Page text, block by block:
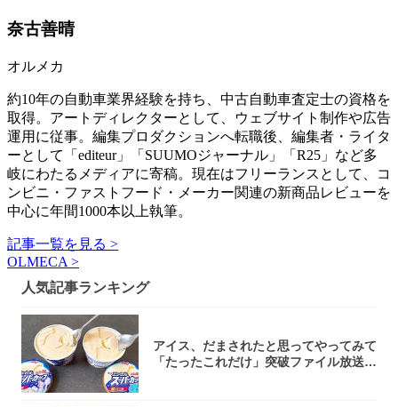
奈古善晴
オルメカ
約10年の自動車業界経験を持ち、中古自動車査定士の資格を
取得。アートディレクターとして、ウェブサイト制作や広告
運用に従事。編集プロダクションへ転職後、編集者・ライタ
ーとして「editeur」「SUUMOジャーナル」「R25」など多
岐にわたるメディアに寄稿。現在はフリーランスとして、コ
ンビニ・ファストフード・メーカー関連の新商品レビューを
中心に年間1000本以上執筆。
記事一覧を見る >
OLMECA >
人気記事ランキング
アイス、だまされたと思ってやってみて
「たったこれだけ」突破ファイル放送で